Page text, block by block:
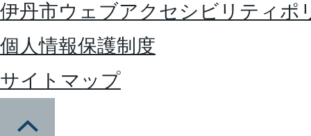
伊丹市ウェブアクセシビリティポ
個人情報保護制度
サイトマップ